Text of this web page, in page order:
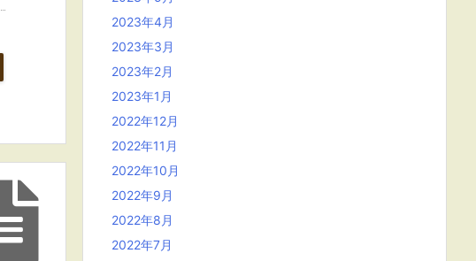
2023年4月
2023年3月
2023年2月
2023年1月
2022年12月
2022年11月
2022年10月
2022年9月
2022年8月
2022年7月